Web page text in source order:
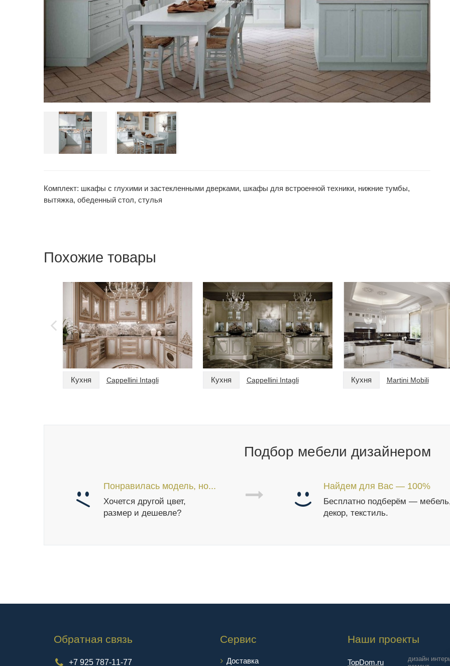
Комплект: шкафы с глухими и застекленными дверками, шкафы для встроенной техники, нижние тумбы,
вытяжка, обеденный стол, стулья
Похожие товары
Кухня Cappellini Intagli Кухня Cappellini Intagli Кухня Martini Mobili
Подбор мебели дизайнером
Понравилась модель, но...
Хочется другой цвет,
размер и дешевле?
Найдем для Вас — 100%
Бесплатно подберём —
декор, текстиль.
Обратная связь
+7 925 787-11-77
Сервис
Доставка
Наши проекты
TopDom.ru
дизайн